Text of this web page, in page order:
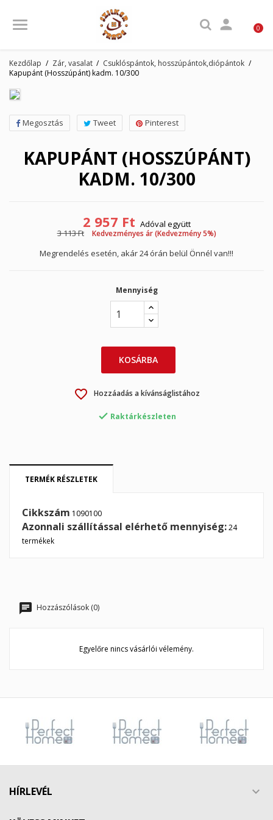
 0
Kezdőlap Zár, vasalat
Csuklóspántok, hosszúpántok,diópántok
Kapupánt (Hosszúpánt) kadm. 10/300
Megosztás Tweet Pinterest
KAPUPÁNT (HOSSZÚPÁNT)
KADM. 10/300
2 957 Ft Adóval együtt
3 113 Ft
Kedvezményes ár (Kedvezmény 5%)
Megrendelés esetén, akár 24 órán belül Önnél van!!!
Mennyiség
KOSÁRBA
favorite_border Hozzáadás a kívánságlistához
 Raktárkészleten
TERMÉK RÉSZLETEK
Cikkszám 1090100
Azonnali szállítással elérhető mennyiség:24
termékek
Hozzászólások (0)
Egyelőre nincs vásárlói vélemény.
HÍRLEVÉL 
add_circle_outline Create new list